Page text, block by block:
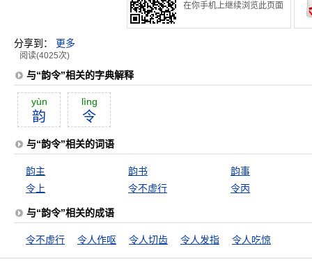
在你手机上继续浏览此页面
分享到： 更多
阅读(4025次)
与“韵令”相关的字典解释
yùn
韵
lìng
令
与“韵令”相关的词语
韵主 韵书
韵事
令上
令不虚行 令丙
与“韵令”相关的成语
令不虚行 令人作呕 令人切齿 令人发指 令人吃惊